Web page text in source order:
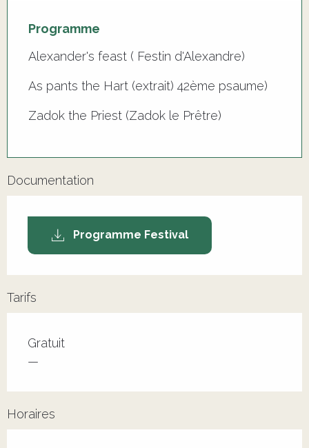
Programme
Alexander's feast ( Festin d'Alexandre)
As pants the Hart (extrait) 42ème psaume)
Zadok the Priest (Zadok le Prêtre)
Documentation
Programme Festival
Tarifs
Tarifs 2026
Gratuit
—
Horaires